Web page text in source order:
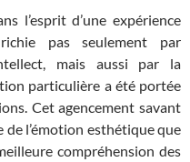
l’esprit d’une expérience
pas seulement par
mais aussi par la
particulière a été portée
Cet agencement savant
de l’émotion esthétique que
compréhension des